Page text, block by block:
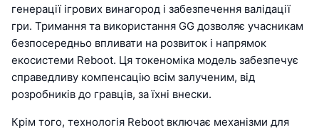
генерації ігрових винагород і забезпечення валідації
гри. Тримання та використання GG дозволяє учасникам
безпосередньо впливати на розвиток і напрямок
екосистеми Reboot. Ця токеноміка модель забезпечує
справедливу компенсацію всім залученим, від
розробників до гравців, за їхні внески.
Крім того, технологія Reboot включає механізми для